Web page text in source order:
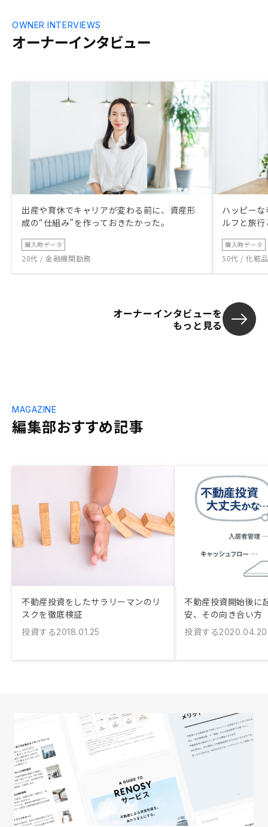
オーナーインタビュー
OWNER INTERVIEWS
出産や育休でキャリアが変わる前に、資産形
成の“仕組み”を作っておきたかった。
購入時データ
20代 / 金融機関勤務
ハッピー
ルフと旅
購入時データ
50代 / 化粧
オーナーインタビューを
もっと見る
編集部おすすめ記事
MAGAZINE
不動産投資をしたサラリーマンのリ
スクを徹底検証
投資する2018.01.25
不動産投資開始後に
安、その向き合い方
投資する2020.04.20